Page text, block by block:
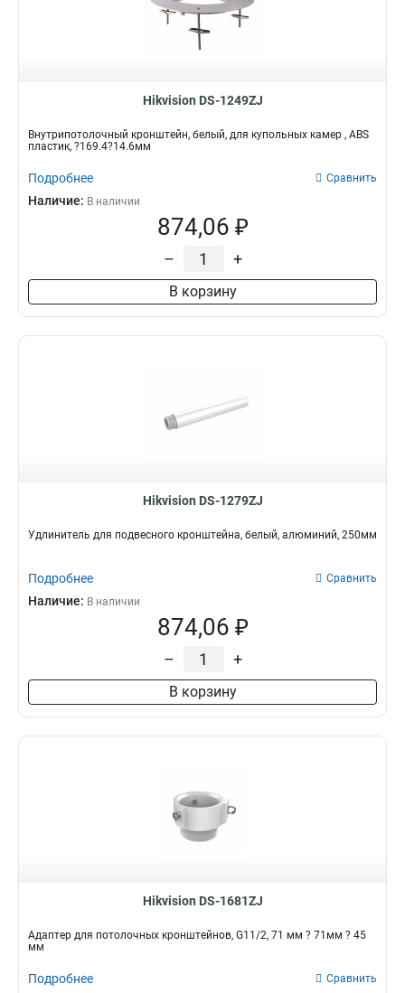
Hikvision DS-1249ZJ
Внутрипотолочный кронштейн, белый, для купольных камер , ABS
пластик, ?169.4?14.6мм
Подробнее Сравнить
Наличие: В наличии
874,06 ₽
– +
В корзину
Hikvision DS-1279ZJ
Удлинитель для подвесного кронштейна, белый, алюминий, 250мм
Подробнее Сравнить
Наличие: В наличии
874,06 ₽
– +
В корзину
Hikvision DS-1681ZJ
Адаптер для потолочных кронштейнов, G11/2, 71 мм ? 71мм ? 45
мм
Подробнее Сравнить